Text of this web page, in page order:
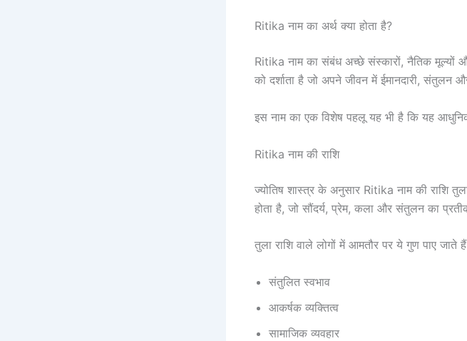
Ritika नाम का अर्थ क्या होता है?
Ritika नाम का संबंध अच्छे संस्कारों, नैतिक मूल्यों
को दर्शाता है जो अपने जीवन में ईमानदारी, संतुलन
इस नाम का एक विशेष पहलू यह भी है कि यह
Ritika नाम की राशि
ज्योतिष शास्त्र के अनुसार Ritika नाम की राशि
होता है, जो सौंदर्य, प्रेम, कला और संतुलन का
तुला राशि वाले लोगों में आमतौर पर ये गुण पाए जाते
संतुलित स्वभाव
आकर्षक व्यक्तित्व
सामाजिक व्यवहार